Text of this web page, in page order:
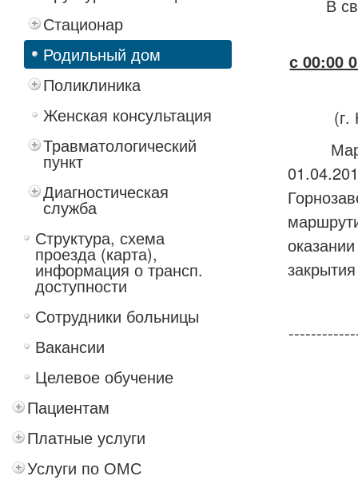
Стационар
Родильный дом
Поликлиника
Женская консультация
Травматологический
пункт
Диагностическая
служба
Структура, схема
проезда (карта),
информация о трансп.
доступности
Сотрудники больницы
Вакансии
Целевое обучение
Пациентам
Платные услуги
Услуги по ОМС
В
с 00:00
(г.